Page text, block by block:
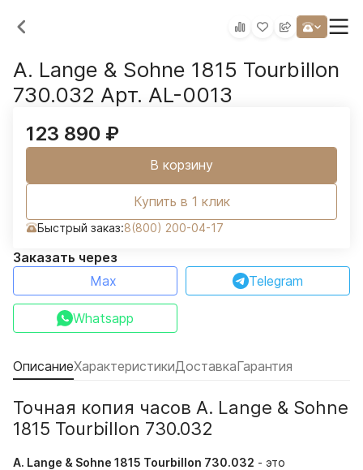
A. Lange & Sohne 1815 Tourbillon
730.032 Арт. AL-0013
123 890 ₽
В корзину
Купить в 1 клик
Быстрый заказ:8(800) 200-04-17
Заказать через
Max
Telegram
Whatsapp
ОписаниеХарактеристикиДоставкаГарантия
Точная копия часов A. Lange & Sohne
1815 Tourbillon 730.032
A. Lange & Sohne 1815 Tourbillon 730.032 - это